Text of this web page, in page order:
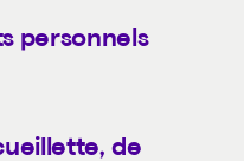
personnels
de